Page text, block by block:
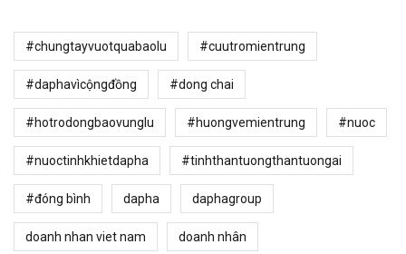
#chungtayvuotquabaolu #cuutromientrung
#daphavìcộngđồng #dong chai
#hotrodongbaovunglu #huongvemientrung #nuoc
#nuoctinhkhietdapha #tinhthantuongthantuongai
#đóng bình dapha daphagroup
doanh nhan viet nam doanh nhân